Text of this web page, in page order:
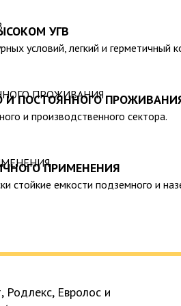
спецтехники отсутствует
от ваших индивидуальных
сертифицирована на соответствие
ее безопасность эксплуатации и
УГВ
условий, легкий и герметичный
И ПОСТОЯННОГО
и производственного сектора.
ПРИМЕНЕНИЯ
стойкие емкости подземного и
Евролос и